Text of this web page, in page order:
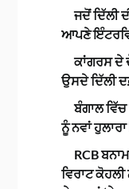
ਜਦੋਂ ਦਿੱਲੀ
ਆਪਣੇ
ਕਾਂਗਰਸ ਦੇ
ਉਸਦੇ ਦਿੱਲੀ
ਬੰਗਾਲ
ਨੂੰ ਨਵਾਂ ਹੁਲਾਰਾ
RCB
ਵਿਰਾਟ ਕੋਹਲੀ